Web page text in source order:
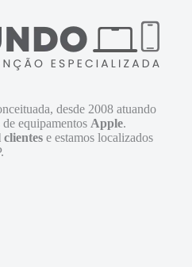
desde 2008 atuando
equipamentos Apple.
clientese estamos localizados